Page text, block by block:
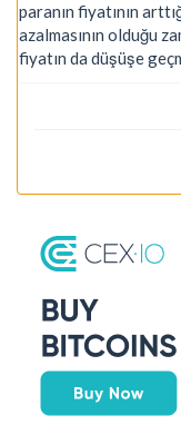
paranın fiyatının
azalmasının olduğu
fiyatın da düşüşe